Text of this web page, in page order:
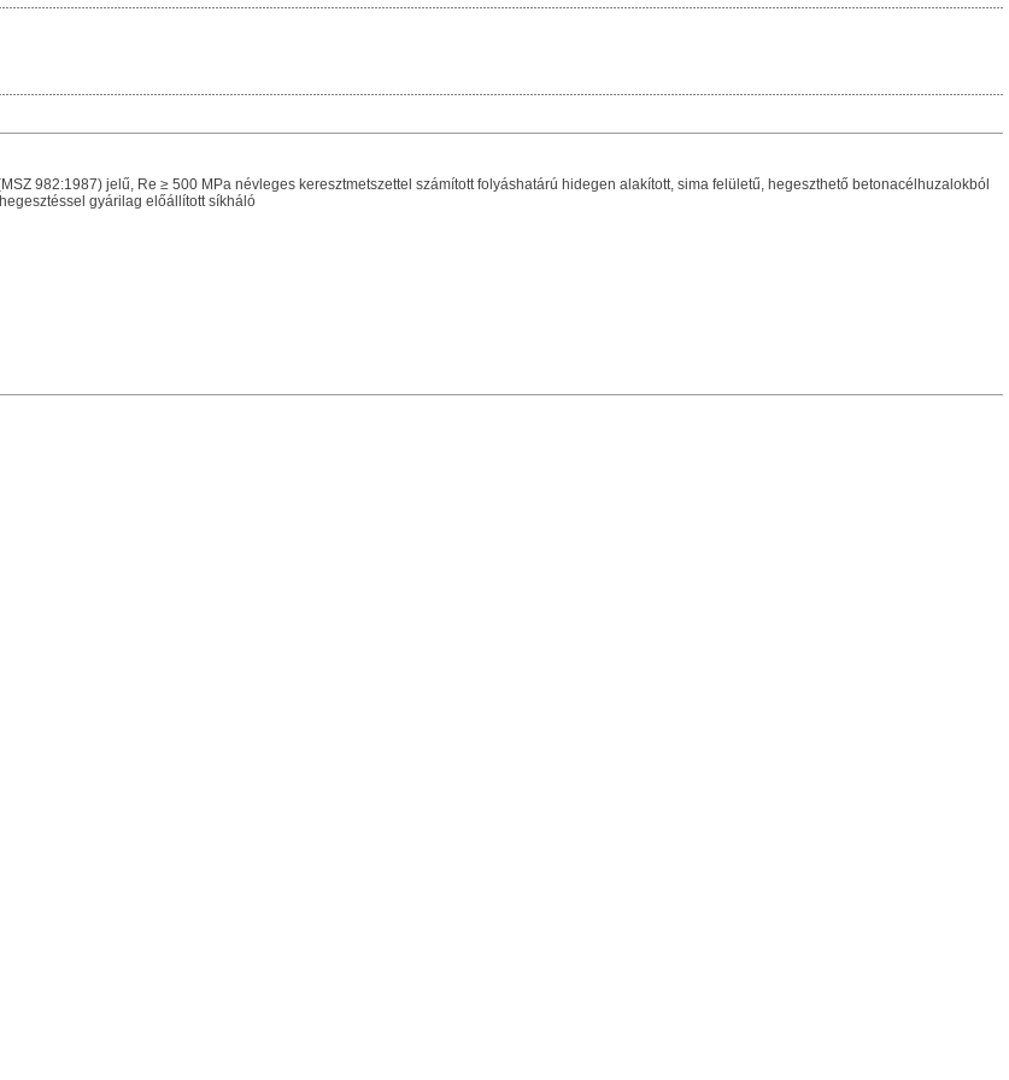
982:1987) jelű, Re ≥ 500 MPa névleges keresztmetszettel számított folyáshatárú hidegen alakított, sima felületű, hegeszthető betonacélhuzalokból
gyárilag előállított síkháló